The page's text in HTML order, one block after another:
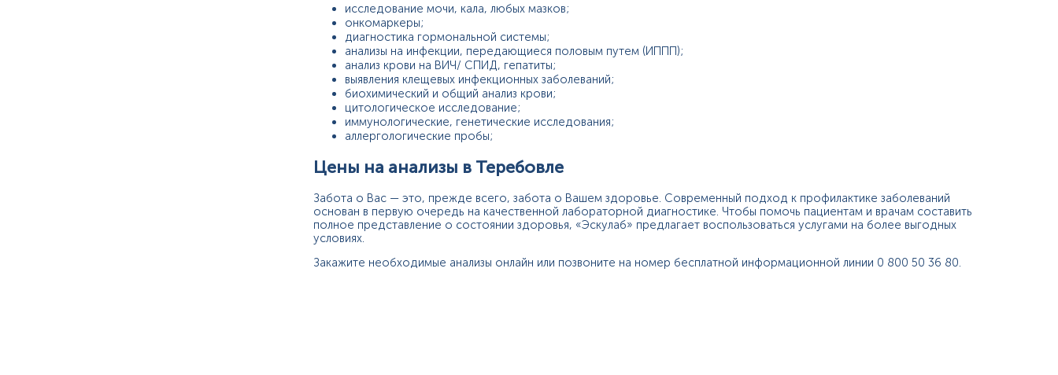
исследование мочи, кала, любых мазков;
онкомаркеры;
диагностика гормональной системы;
анализы на инфекции, передающиеся половым путем (ИППП);
анализ крови на ВИЧ/ СПИД, гепатиты;
выявления клещевых инфекционных заболеваний;
биохимический и общий анализ крови;
цитологическое исследование;
иммунологические, генетические исследования;
аллергологические пробы;
Цены на анализы в Теребовле
Забота о Вас — это, прежде всего, забота о Вашем здоровье. Современный подход к профилактике заболеваний
основан в первую очередь на качественной лабораторной диагностике. Чтобы помочь пациентам и врачам составить
полное представление о состоянии здоровья, «Эскулаб» предлагает воспользоваться услугами на более выгодных
условиях.
Закажите необходимые анализы онлайн или позвоните на номер бесплатной информационной линии 0 800 50 36 80.